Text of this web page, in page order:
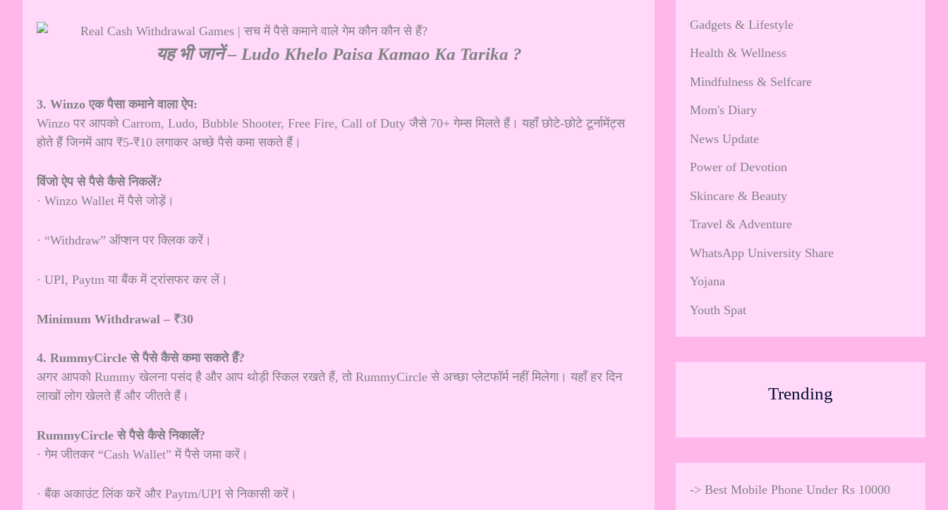
यह भी जानें – Ludo Khelo Paisa Kamao Ka Tarika ?
3. Winzo एक पैसा कमाने वाला ऐप:
Winzo पर आपको Carrom, Ludo, Bubble Shooter, Free Fire, Call of Duty जैसे 70+ गेम्स मिलते हैं। यहाँ छोटे-छोटे टूर्नामेंट्स
होते हैं जिनमें आप ₹5-₹10 लगाकर अच्छे पैसे कमा सकते हैं।
विंजो ऐप से पैसे कैसे निकलें?
· Winzo Wallet में पैसे जोड़ें।
· “Withdraw” ऑप्शन पर क्लिक करें।
· UPI, Paytm या बैंक में ट्रांसफर कर लें।
Minimum Withdrawal – ₹30
4. RummyCircle से पैसे कैसे कमा सकते हैं?
अगर आपको Rummy खेलना पसंद है और आप थोड़ी स्किल रखते हैं, तो RummyCircle से अच्छा प्लेटफॉर्म नहीं मिलेगा। यहाँ हर दिन
लाखों लोग खेलते हैं और जीतते हैं।
RummyCircle से पैसे कैसे निकालें?
· गेम जीतकर “Cash Wallet” में पैसे जमा करें।
· बैंक अकाउंट लिंक करें और Paytm/UPI से निकासी करें।
Gadgets & Lifestyle
Health & Wellness
Mindfulness & Selfcare
Mom's Diary
News Update
Power of Devotion
Skincare & Beauty
Travel & Adventure
WhatsApp University Share
Yojana
Youth Spat
Trending
-> Best Mobile Phone Under Rs 10000